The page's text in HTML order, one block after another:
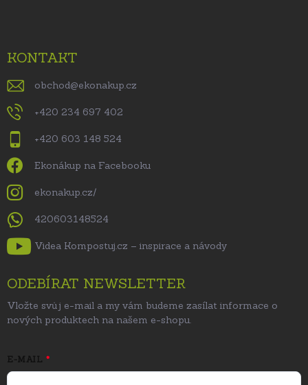
KONTAKT
obchod@ekonakup.cz
+420 234 697 402
+420 603 148 524
Ekonákup na Facebooku
ekonakup.cz/
420603148524
Videa Kompostuj.cz – inspirace a návody
ODEBÍRAT NEWSLETTER
Vložte svůj e-mail a my vám budeme zasílat informace o
nových produktech na našem e-shopu.
E-MAIL